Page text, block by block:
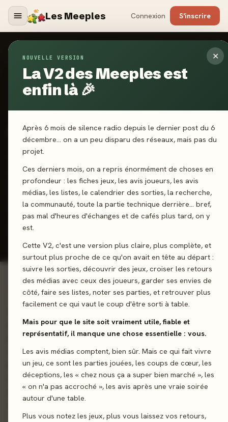
Les Meeples Connexion S'inscrire
✕
NOUVELLE VERSION
La V2 des Meeples est
enfin là 🎉
Après 6 mois de silence radio depuis le dernier post du 6
décembre… on a un peu disparu des réseaux, mais pas du
projet.
Ces derniers mois, on a repris énormément de choses en
profondeur : les fiches jeux, les avis joueurs, les avis
médias, les listes, le calendrier des sorties, la recherche,
la communauté, toute la partie technique derrière… bref,
pas mal d'heures d'échanges et de cafés plus tard, on y
est.
Cette V2, c'est une version plus claire, plus complète, et
surtout plus proche de ce qu'on avait en tête au départ :
suivre les sorties, découvrir des jeux, croiser les retours
des médias avec ceux des joueurs, garder ses envies de
côté, faire ses listes, noter ses parties, et retrouver plus
facilement ce qui vaut le coup d'être sorti à table.
Mais pour que le site soit vraiment utile, fiable et
représentatif, il manque une chose essentielle : vous.
Les avis médias comptent, bien sûr. Mais ce qui fait vivre
un jeu, ce sont les parties jouées, les coups de cœur, les
déceptions, les « chez nous ça a super bien marché », les
« on n'a pas accroché », les avis après une vraie soirée
autour d'une table.
Plus vous notez les jeux, plus vous laissez vos retours,
Jeux/Archeos Society
2023·SPACE COWBOYS
Archeos Society
2-6 joueurs
Exploration
J'ai joué Envie de jouer Wishlist
Donner mon avis
01 - LE JEU
les découvertes tout en surveillant l'avancée de vos
pour l'emporter ! Les sites d'excavation dégagés regorgent
d'artefacts et autres trésors. Vous devrez former de petites
grandes équipes pour de courtes ou longues recherches. A
de choisir soigneusement votre chef et la taille de votre
expédition pour rafler le plus de trésors au nez et à la barbe